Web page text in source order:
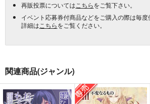
再販投票については こちらをご覧下さい。
イベント応募券付商品などをご購入の際は毎度
詳細は こちらをご覧ください。
関連商品(ジャンル)